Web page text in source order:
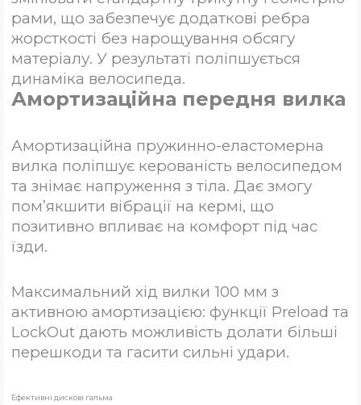
рами, що забезпечує додаткові ребра
жорсткості без нарощування обсягу
матеріалу. У результаті поліпшується
динаміка велосипеда.
Амортизаційна передня вилка
Амортизаційна пружинно-еластомерна
вилка поліпшує керованість велосипедом
та знімає напруження з тіла. Дає змогу
пом’якшити вібрації на кермі, що
позитивно впливає на комфорт під час
їзди.
Максимальний хід вилки 100 мм з
активною амортизацією: функції Preload та
LockOut дають можливість долати більші
перешкоди та гасити сильні удари.
Ефективні дискові гальма